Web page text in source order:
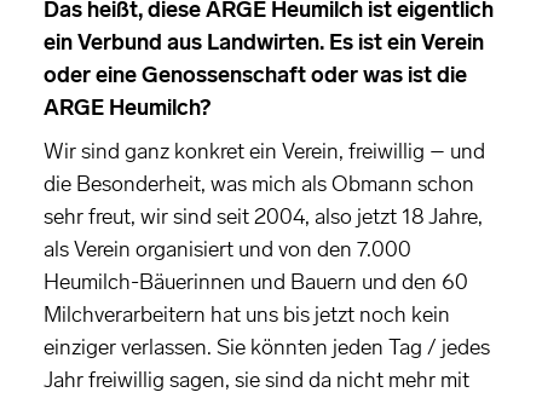
Das heißt, diese ARGE Heumilch ist eigentlich
ein Verbund aus Landwirten. Es ist ein Verein
oder eine Genossenschaft oder was ist die
ARGE Heumilch?
Wir sind ganz konkret ein Verein, freiwillig – und
die Besonderheit, was mich als Obmann schon
sehr freut, wir sind seit 2004, also jetzt 18 Jahre,
als Verein organisiert und von den 7.000
Heumilch-Bäuerinnen und Bauern und den 60
Milchverarbeitern hat uns bis jetzt noch kein
einziger verlassen. Sie könnten jeden Tag / jedes
Jahr freiwillig sagen, sie sind da nicht mehr mit